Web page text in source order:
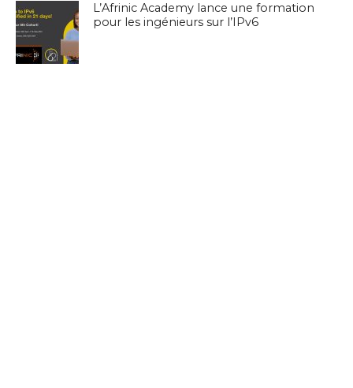
L’Afrinic Academy lance une formation
pour les ingénieurs sur l’IPv6